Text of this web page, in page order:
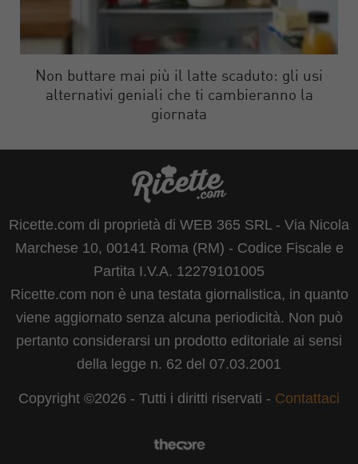
Non buttare mai più il latte scaduto: gli usi
alternativi geniali che ti cambieranno la
giornata
Ricette.com di proprietà di WEB 365 SRL - Via Nicola
Marchese 10, 00141 Roma (RM) - Codice Fiscale e
Partita I.V.A. 12279101005
Ricette.com non è una testata giornalistica, in quanto
viene aggiornato senza alcuna periodicità. Non può
pertanto considerarsi un prodotto editoriale ai sensi
della legge n. 62 del 07.03.2001
Copyright ©2026 - Tutti i diritti riservati - Contattaci